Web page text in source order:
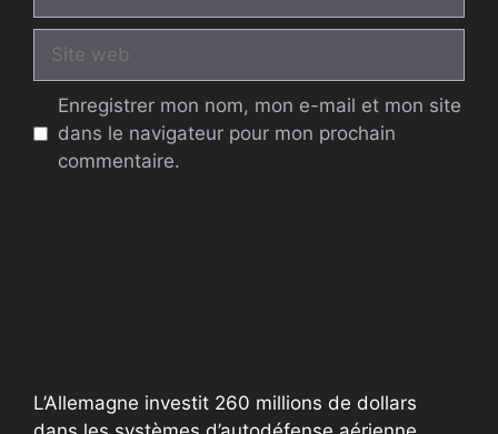
Enregistrer mon nom, mon e-mail et mon site
dans le navigateur pour mon prochain
commentaire.
r
n
L’Allemagne investit 260 millions de dollars